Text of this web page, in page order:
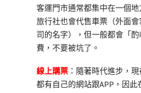
客運門市通常都集中在一個
旅行社也會代售車票（外面
司的名字），但一般都會「
費，不要被坑了。
線上購票 ：隨著時代進步，
都有自己的網站跟APP，因此